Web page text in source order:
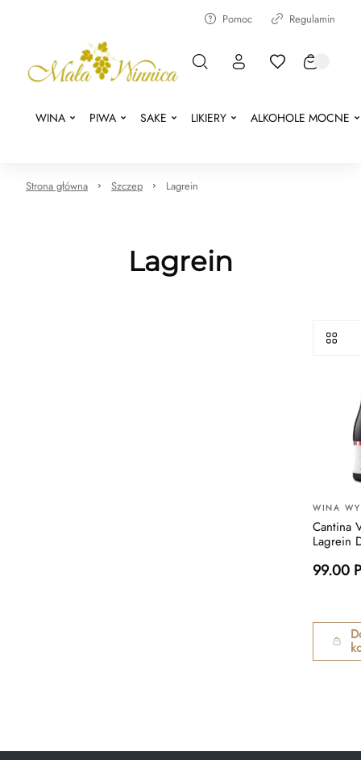
Pomoc Regulamin
WINA PIWA SAKE LIKIERY ALKOHOLE MOCNE
Strona główna Szczep Lagrein
Lagrein
WINA
Cantina
Lagrein
99.00